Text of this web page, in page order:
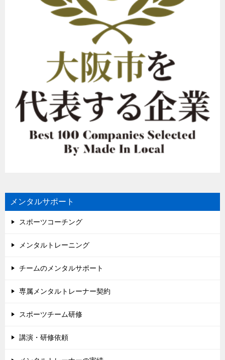
メンタルサポート
スポーツコーチング
メンタルトレーニング
チームのメンタルサポート
専属メンタルトレーナー契約
スポーツチーム研修
講演・研修依頼